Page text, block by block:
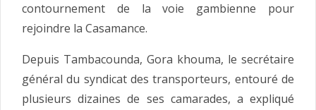
contournement de la voie gambienne pour
rejoindre la Casamance.
Depuis Tambacounda, Gora khouma, le secrétaire
général du syndicat des transporteurs, entouré de
plusieurs dizaines de ses camarades, a expliqué